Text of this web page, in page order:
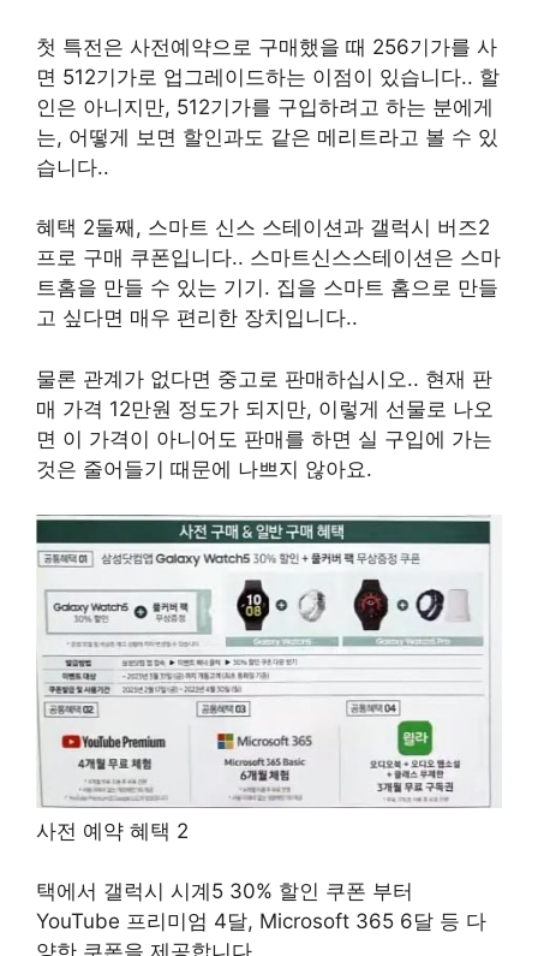
첫 특전은 사전예약으로 구매했을 때 256기가를 사
면 512기가로 업그레이드하는 이점이 있습니다.. 할
인은 아니지만, 512기가를 구입하려고 하는 분에게
는, 어떻게 보면 할인과도 같은 메리트라고 볼 수 있
습니다..
혜택 2둘째, 스마트 신스 스테이션과 갤럭시 버즈2
프로 구매 쿠폰입니다.. 스마트신스스테이션은 스마
트홈을 만들 수 있는 기기 . 집을 스마트 홈으로 만들
고 싶다면 매우 편리한 장치입니다..
물론 관계가 없다면 중고로 판매하십시오.. 현재 판
매 가격 12만원 정도가 되지만, 이렇게 선물로 나오
면 이 가격이 아니어도 판매를 하면 실 구입에 가는
것은 줄어들기 때문에 나쁘지 않아요.
사전 예약 혜택 2
택에서 갤럭시 시계 5 30% 할인 쿠폰 부터
YouTube 프리미엄 4달, Microsoft 365 6달 등 다